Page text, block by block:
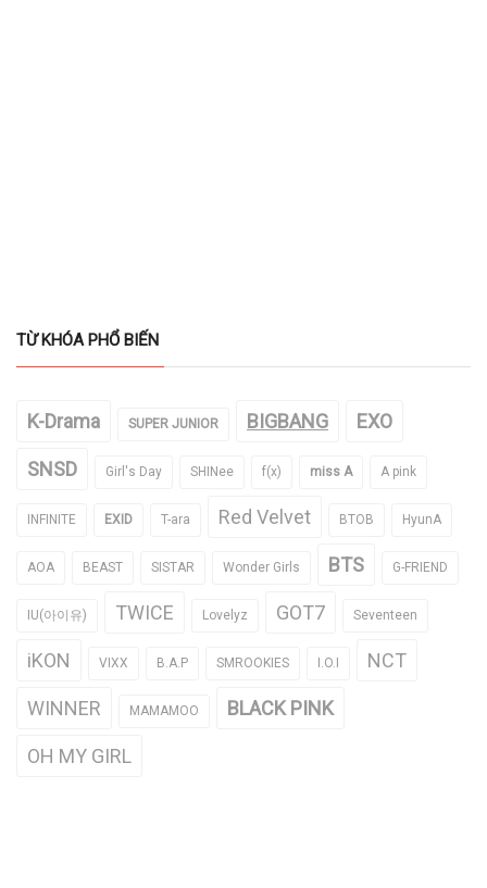
TỪ KHÓA PHỔ BIẾN
K-Drama SUPER JUNIOR BIGBANG EXO
SNSD Girl's Day SHINee f(x) miss A A pink
INFINITE EXID T-ara Red Velvet BTOB HyunA
AOA BEAST SISTAR Wonder Girls BTS G-FRIEND
IU(아이유) TWICE Lovelyz GOT7 Seventeen
iKON VIXX B.A.P SMROOKIES I.O.I NCT
WINNER MAMAMOO BLACK PINK
OH MY GIRL